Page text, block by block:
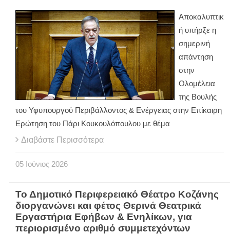
Αποκαλυπτικ
ή υπήρξε η
σημερινή
απάντηση
στην
Ολομέλεια
της Βουλής
του Υφυπουργού Περιβάλλοντος & Ενέργειας στην Επίκαιρη
Ερώτηση του Πάρι Κουκουλόπουλου με θέμα
Διαβάστε Περισσότερα
05 Ιούνιος 2026
Το Δημοτικό Περιφερειακό Θέατρο Κοζάνης
διοργανώνει και φέτος Θερινά Θεατρικά
Εργαστήρια Εφήβων & Ενηλίκων, για
περιορισμένο αριθμό συμμετεχόντων